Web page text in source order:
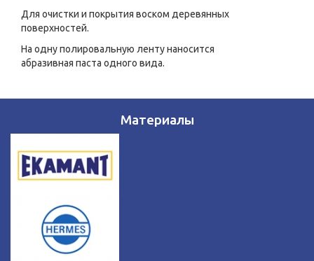
Для очистки и покрытия воском деревянных
поверхностей.
На одну полировальную ленту наносится
абразивная паста одного вида.
Материалы